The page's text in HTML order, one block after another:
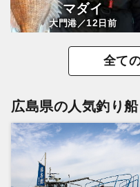
マダイ
大門港／12日前
全て
広島県の人気釣り船